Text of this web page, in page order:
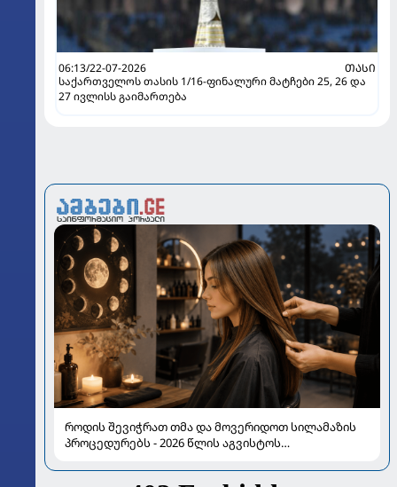
06:13/22-07-2026
ᲗᲐᲡᲘ
საქართველოს თასის 1/16-ფინალური მატჩები 25, 26 და
27 ივლისს გაიმართება
როდის შევიჭრათ თმა და მოვერიდოთ სილამაზის
პროცედურებს - 2026 წლის აგვისტოს